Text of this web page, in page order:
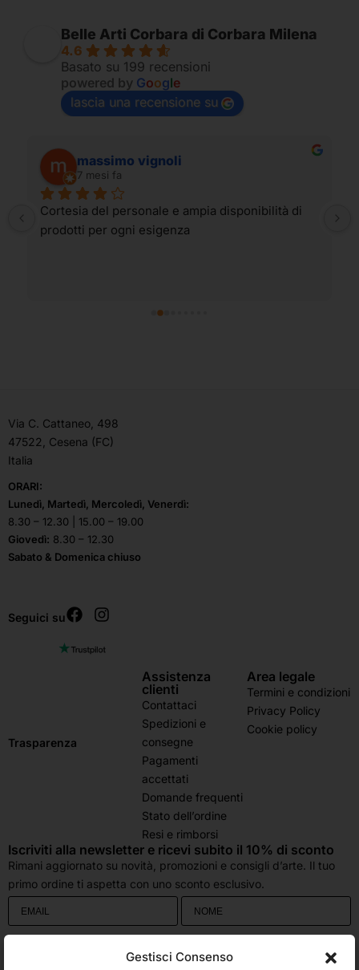
Gestisci Consenso
Belle Arti Corbara di Corbara Milena
4.6
Basato su 199 recensioni
powered by Google
lascia una recensione su
massimo vignoli
7 mesi fa
Cortesia del personale e ampia disponibilità di
prodotti per ogni esigenza
Via C. Cattaneo, 498
47522, Cesena (FC)
Italia
ORARI:
Lunedì, Martedì, Mercoledì, Venerdì:
8.30 – 12.30 | 15.00 – 19.00
Giovedì: 8.30 – 12.30
Sabato & Domenica chiuso
Seguici su
Trasparenza
Assistenza
clienti
Contattaci
Spedizioni e
consegne
Pagamenti
accettati
Domande frequenti
Stato dell’ordine
Resi e rimborsi
Area legale
Termini e condizioni
Privacy Policy
Cookie policy
Iscriviti alla newsletter e ricevi subito il 10% di sconto
Rimani aggiornato su novità, promozioni e consigli d’arte. Il tuo
primo ordine ti aspetta con uno sconto esclusivo.
accetti che i dati personali da te forniti vengano trasferiti a Brevo per il